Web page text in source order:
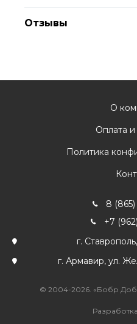
Отзывы
О
Оплата и
Политика
8
+7
г.
г. Армавир, ул.
© 2004-2026. «Бобр